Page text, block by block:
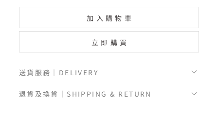
加入購物車
立即購買
送貨服務｜DELIVERY
退貨及換貨｜SHIPPING & RETURN